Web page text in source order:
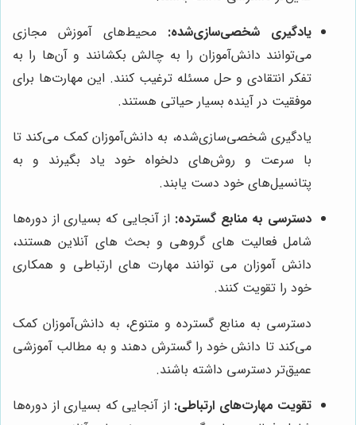
یادگیری شخصی‌سازی‌شده: محیط‌های آموزش مجازی
می‌توانند دانش‌آموزان را به چالش بکشانند و آن‌ها را به
تفکر انتقادی و حل مسئله ترغیب کنند. این مهارت‌ها برای
موفقیت در آینده بسیار حیاتی هستند.
یادگیری شخصی‌سازی‌شده، به دانش‌آموزان کمک می‌کند تا
با سرعت و روش‌های دلخواه خود یاد بگیرند و به
پتانسیل‌های خود دست یابند.
دسترسی به منابع گسترده: از آنجایی که بسیاری از دوره‌ها
شامل فعالیت های گروهی و بحث های آنلاین هستند،
دانش آموزان می توانند مهارت های ارتباطی و همکاری
خود را تقویت کنند.
دسترسی به منابع گسترده و متنوع، به دانش‌آموزان کمک
می‌کند تا دانش خود را گسترش دهند و به مطالب آموزشی
عمیق‌تر دسترسی داشته باشند.
تقویت مهارت‌های ارتباطی: از آنجایی که بسیاری از دوره‌ها